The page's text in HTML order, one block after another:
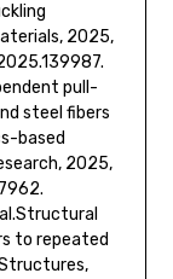
2025,
pull-
steel fibers
based
2025,
to repeated